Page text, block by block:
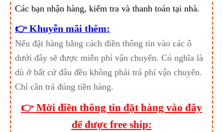
Các bạn nhận hàng, kiểm tra và thanh toán tại nhà.
👉 Khuyễn mãi thêm:
Nếu đặt hàng bằng cách điền thông tin vào các ô
dưới đây sẽ được miễn phí vận chuyển. Có nghĩa là
dù ở bất cứ đâu đều không phải trả phí vận chuyển.
Chỉ cần trả đúng tiền hàng.
👉 Mời điền thông tin đặt hàng vào đây
để được free ship: